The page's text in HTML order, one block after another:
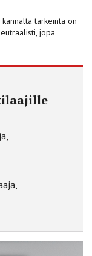
tärkeintä on
jopa